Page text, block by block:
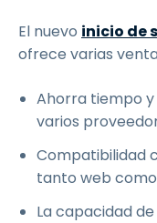
El nuevo inicio de
ofrece varias
Ahorra tiempo y
varios
Compatibilidad
tanto web
La capacidad